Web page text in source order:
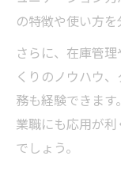
の特徴や使い方を
さらに、在庫管
くりのノウハウ
務も経験できま
業職にも応用が
でしょう。